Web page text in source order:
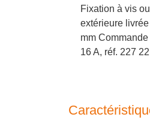
Fixation à vis
extérieure
mm
16 A, réf. 227